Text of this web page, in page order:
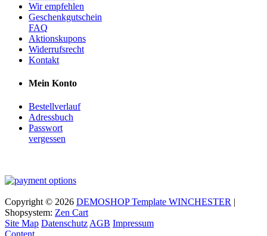
Wir empfehlen
Geschenkgutschein
FAQ
Aktionskupons
Widerrufsrecht
Kontakt
Mein Konto
Bestellverlauf
Adressbuch
Passwort
vergessen
Copyright © 2026 DEMOSHOP Template WINCHESTER |
Shopsystem: Zen Cart
Site Map Datenschutz AGB Impressum